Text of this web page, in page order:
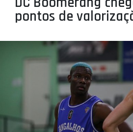
MINIBASQUETE
ÁREA TÉCNICA
PROJETOS
LIGA BETCLIC MASCULINA
LIGA BETCLIC FEMININA
pontos de